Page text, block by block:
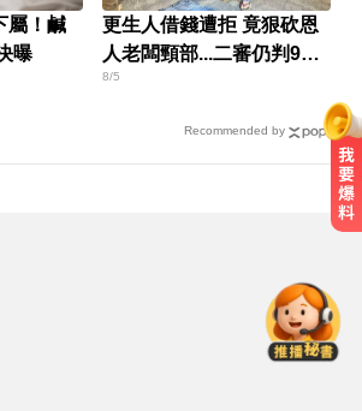
屬！鹹
曝
更生人借錢遭拒 竟狠砍恩
人老闆頸部...二審仍判9年
半
8/5
Recommended by